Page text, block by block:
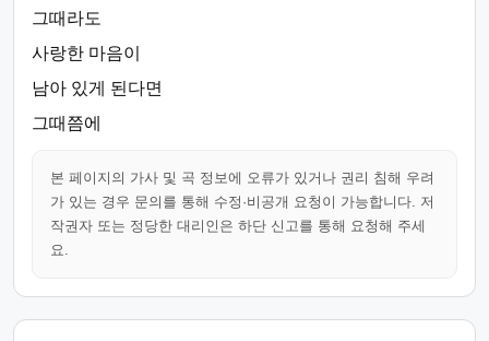
그때라도
사랑한 마음이
남아 있게 된다면
그때쯤에
본 페이지의 가사 및 곡 정보에 오류가 있거나 권리 침해 우려
가 있는 경우 문의를 통해 수정·비공개 요청이 가능합니다. 저
작권자 또는 정당한 대리인은 하단 신고를 통해 요청해 주세
요.